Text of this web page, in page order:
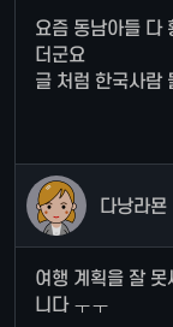
요즘 동남아들 다
더군요
글 처럼 한국사람
다낭라묜
여행 계획을 잘
니다 ㅜㅜ